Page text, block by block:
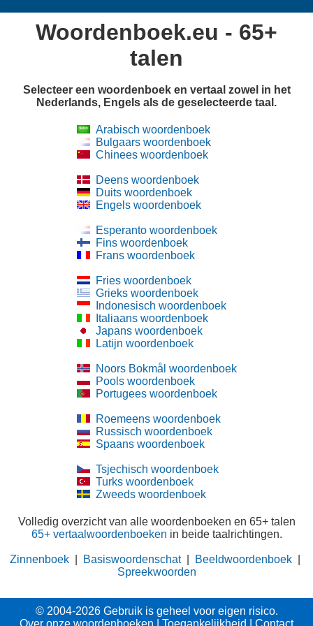
Woordenboek.eu - 65+
talen
Selecteer een woordenboek en vertaal zowel in het
Nederlands, Engels als de geselecteerde taal.
Arabisch woordenboek
Bulgaars woordenboek
Chinees woordenboek
Deens woordenboek
Duits woordenboek
Engels woordenboek
Esperanto woordenboek
Fins woordenboek
Frans woordenboek
Fries woordenboek
Grieks woordenboek
Indonesisch woordenboek
Italiaans woordenboek
Japans woordenboek
Latijn woordenboek
Noors Bokmål woordenboek
Pools woordenboek
Portugees woordenboek
Roemeens woordenboek
Russisch woordenboek
Spaans woordenboek
Tsjechisch woordenboek
Turks woordenboek
Zweeds woordenboek
Volledig overzicht van alle woordenboeken en 65+ talen
65+ vertaalwoordenboeken in beide taalrichtingen.
Zinnenboek Basiswoordenschat| Beeldwoordenboek
Spreekwoorden
© 2004-2026 Gebruik is geheel voor eigen risico.
Over onze woordenboeken
Toegankelijkheid Contact